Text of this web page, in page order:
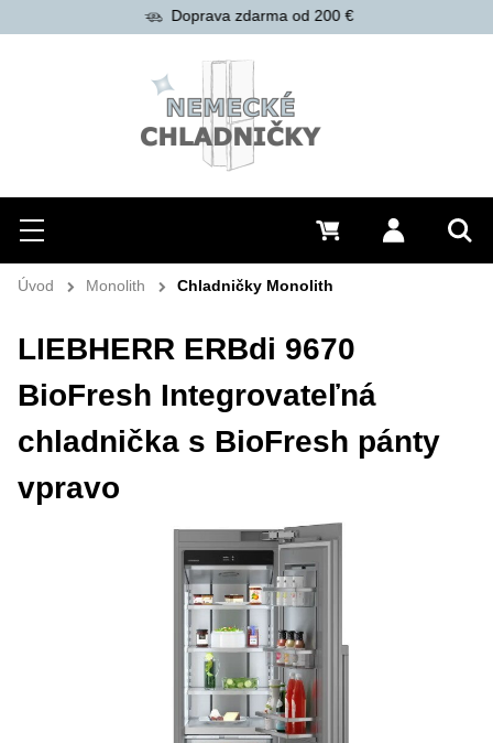
Hľadať
Menu Prihlásiť
0 €
Doprava zdarma od 200 €
Úvod Monolith Chladničky Monolith
LIEBHERR ERBdi 9670
BioFresh Integrovateľná
chladnička s BioFresh pánty
vpravo